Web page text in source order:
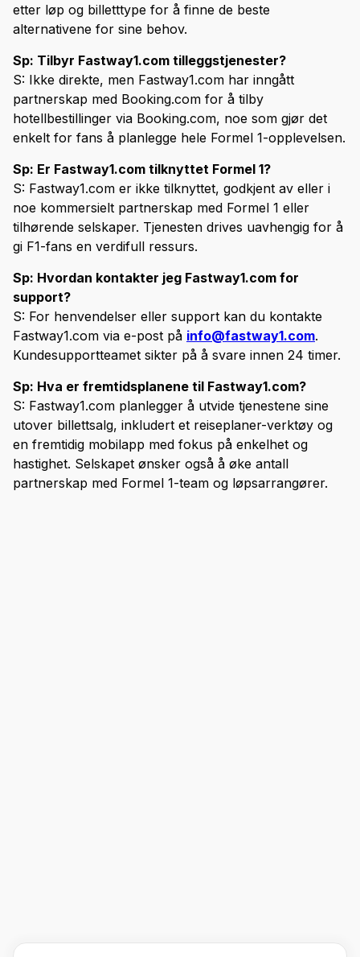
etter løp og billetttype for å finne de beste
alternativene for sine behov.
Sp: Tilbyr Fastway1.com tilleggstjenester?
S: Ikke direkte, men Fastway1.com har inngått
partnerskap med Booking.com for å tilby
hotellbestillinger via Booking.com, noe som gjør det
enkelt for fans å planlegge hele Formel 1-opplevelsen.
Sp: Er Fastway1.com tilknyttet Formel 1?
S: Fastway1.com er ikke tilknyttet, godkjent av eller i
noe kommersielt partnerskap med Formel 1 eller
tilhørende selskaper. Tjenesten drives uavhengig for å
gi F1-fans en verdifull ressurs.
Sp: Hvordan kontakter jeg Fastway1.com for
support?
S: For henvendelser eller support kan du kontakte
Fastway1.com via e-post på info@fastway1.com.
Kundesupportteamet sikter på å svare innen 24 timer.
Sp: Hva er fremtidsplanene til Fastway1.com?
S: Fastway1.com planlegger å utvide tjenestene sine
utover billettsalg, inkludert et reiseplaner-verktøy og
en fremtidig mobilapp med fokus på enkelhet og
hastighet. Selskapet ønsker også å øke antall
partnerskap med Formel 1-team og løpsarrangører.